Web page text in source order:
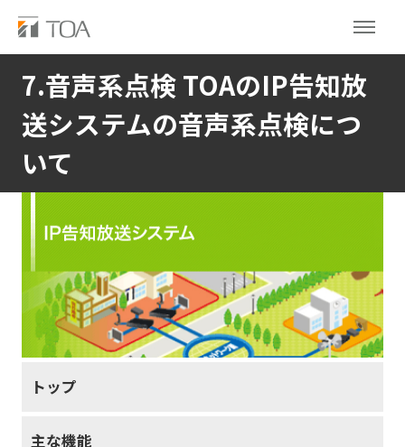
7.音声系点検 TOAのIP告知放
送システムの音声系点検につ
いて
トップ
主な機能